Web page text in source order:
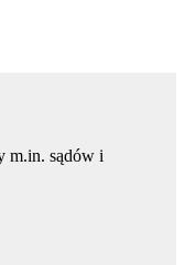
m.in. sądów i